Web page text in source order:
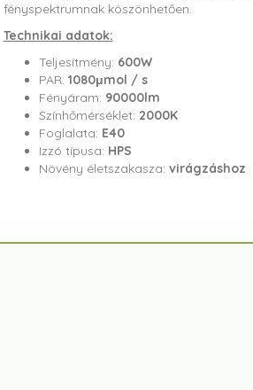
fényspektrumnak köszönhetően.
Technikai adatok:
Teljesítmény: 600W
PAR: 1080μmol / s
Fényáram: 90000lm
Színhőmérséklet: 2000K
Foglalata: E40
Izzó típusa: HPS
Növény életszakasza: virágzáshoz